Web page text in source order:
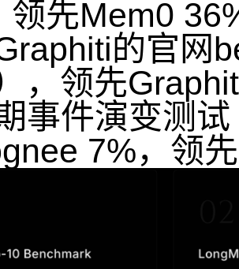
领先Mem0
的官网
，领先
事件演变测
7%，领